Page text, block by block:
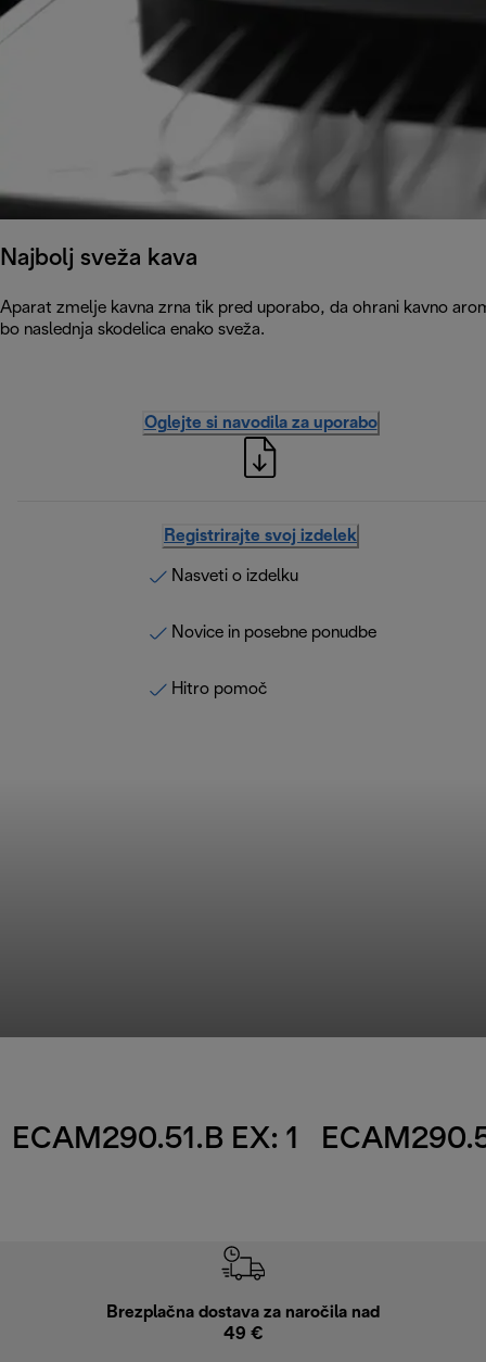
Najbolj sveža kava
Aparat zmelje kavna zrna tik pred uporabo, da ohrani kavno
bo naslednja skodelica enako sveža.
Oglejte si navodila za uporabo
Registrirajte svoj izdelek
Nasveti o izdelku
Novice in posebne ponudbe
Hitro pomoč
ECAM290.51.B EX: 1
Brezplačna dostava za naročila nad
49 €